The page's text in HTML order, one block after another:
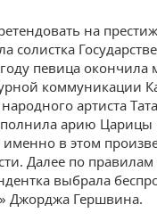
на
солистка
певица
коммуникации
артиста
арию
в этом
Далее по
выбрала
Джорджа Гершвина.